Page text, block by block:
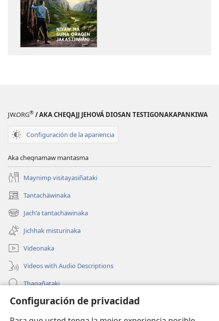
Configuración de privacidad
JW.ORG® / AKA CHEQAJJ JEHOVÁ DIOSAN TESTIGONAKAPANKIWA
Configuración de la apariencia
Aka cheqnamaw mantasma
Maynimp visitayasiñataki
Tantachäwinaka
(opens
new
window)
Jachʼa tantachäwinaka
(opens
new
window)
Jichhak misturinaka
Videonaka
Videos with Audio Descriptions
Thaqañataki
Oraqpachat yatiyäwinaka